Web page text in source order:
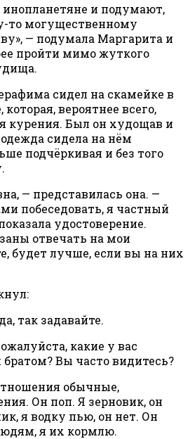
инопланетяне и подумают,
то могущественному
— подумала Маргарита и
пройти мимо жуткого
сидел на скамейке в
вероятнее всего,
курения. Был он худощав и
сидела на нём
подчёркивая и без того
— представилась она. —
побеседовать, я частный
удостоверение.
отвечать на мои
будет лучше, если вы на них
так задавайте.
какие у вас
Вы часто видитесь?
обычные,
Он поп. Я зерновик, он
я водку пью, он нет. Он
я их кормлю.